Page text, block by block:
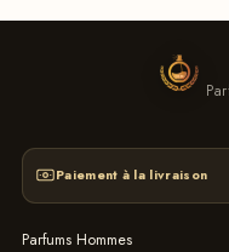
Paiement à la livraison
Parfums Hommes